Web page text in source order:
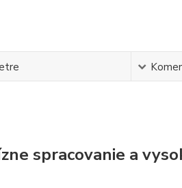
spracovanie a